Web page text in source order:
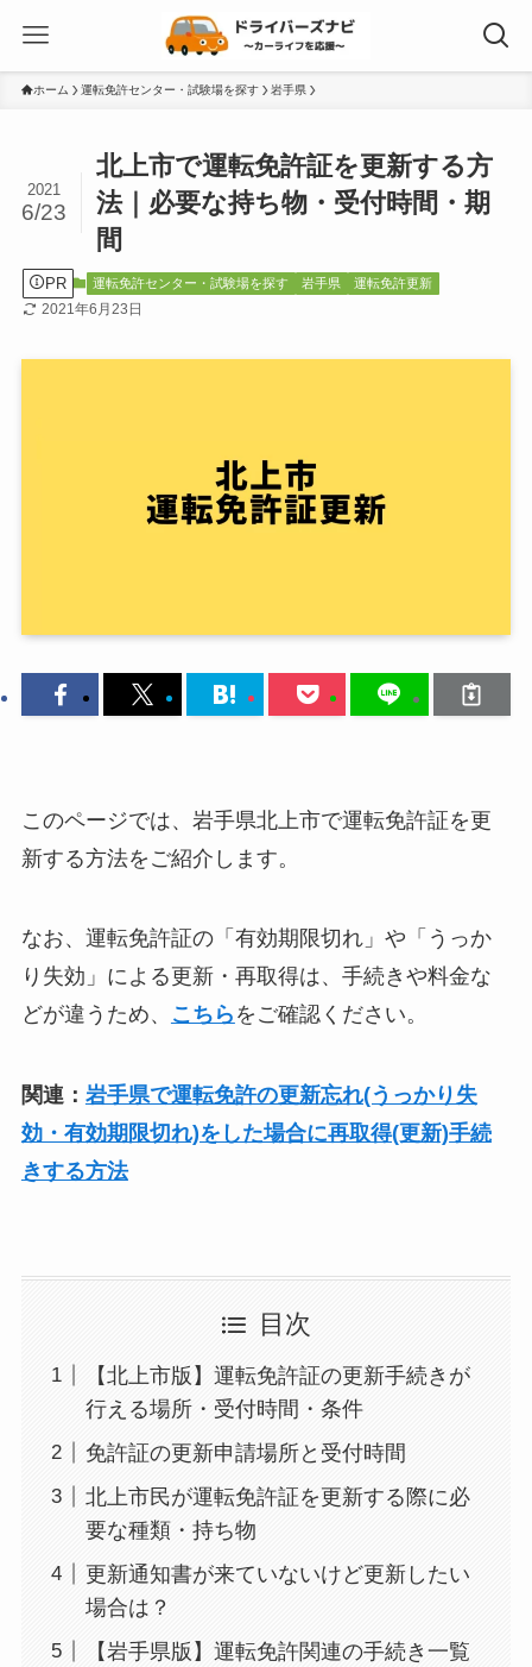
ホーム 運転免許センター・試験場を探す 岩手県
北上市で運転免許証を更新する方
法｜必要な持ち物・受付時間・期
間
2021
6/23
PR 運転免許センター・試験場を探す 岩手県 運転免許更新
2021年6月23日
このページでは、岩手県北上市で運転免許証を更
新する方法をご紹介します。
なお、運転免許証の「有効期限切れ」や「うっか
り失効」による更新・再取得は、手続きや料金な
どが違うため、
こちら をご確認ください。
関連： 岩手県で運転免許の更新忘れ(うっかり失
効・有効期限切れ)をした場合に再取得(更新)手続
きする方法
目次
【北上市版】運転免許証の更新手続きが
行える場所・受付時間・条件
免許証の更新申請場所と受付時間
北上市民が運転免許証を更新する際に必
要な種類・持ち物
更新通知書が来ていないけど更新したい
場合は？
【岩手県版】運転免許関連の手続き一覧